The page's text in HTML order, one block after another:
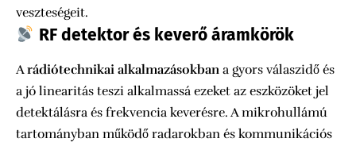
veszteségeit.
RF detektor és keverő áramkörök
Arádiótechnikai alkalmazásokban a gyors válaszidő és
a jó linearitás teszi alkalmassá ezeket az eszközöket jel
detektálásra és frekvencia keverésre. A mikrohullámú
tartományban működő radarokban és kommunikációs